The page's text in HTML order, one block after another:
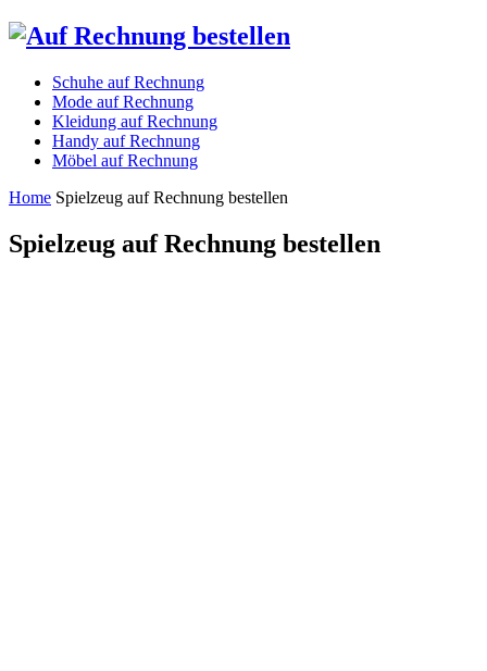
Schuhe auf Rechnung
Mode auf Rechnung
Kleidung auf Rechnung
Handy auf Rechnung
Möbel auf Rechnung
Home Spielzeug auf Rechnung bestellen
Spielzeug auf Rechnung bestellen